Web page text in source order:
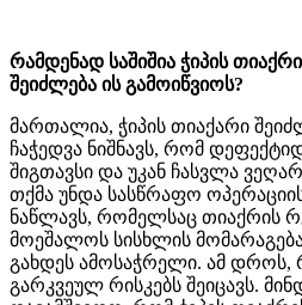
რამდენად საშიშია ჭიპის
შეიძლება ის გამოიწვიოს?
მართალია, ჭიპის თიაქარი
ჩაჭედვა ნიშნავს, რომ
შიგთავსი და უკან ჩასვლა
თქმა უნდა სასწრაფო
ნაწლავს, რომელსაც თიაქრის
მოეშალოს სისხლის
გახდეს ამოსაჭრელი. ამ დროს,
გარკვეულ რისკებს შეიცავს.